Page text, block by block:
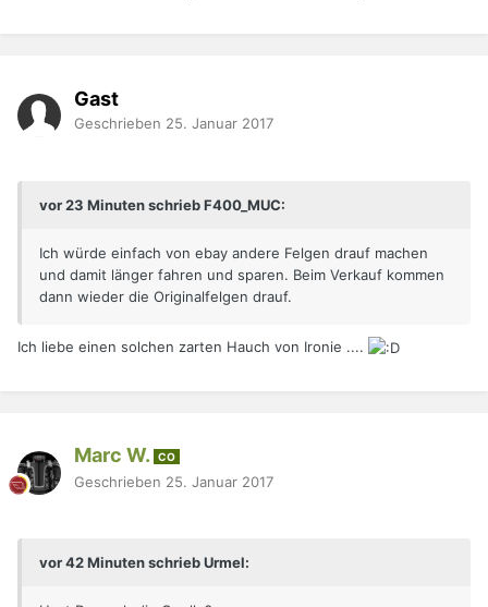
Gast
Geschrieben 25. Januar 2017
vor 23 Minuten schrieb F400_MUC:
Ich würde einfach von ebay andere Felgen drauf machen
und damit länger fahren und sparen. Beim Verkauf kommen
dann wieder die Originalfelgen drauf.
Ich liebe einen solchen zarten Hauch von Ironie ....
Marc W. CO
Geschrieben 25. Januar 2017
vor 42 Minuten schrieb Urmel: